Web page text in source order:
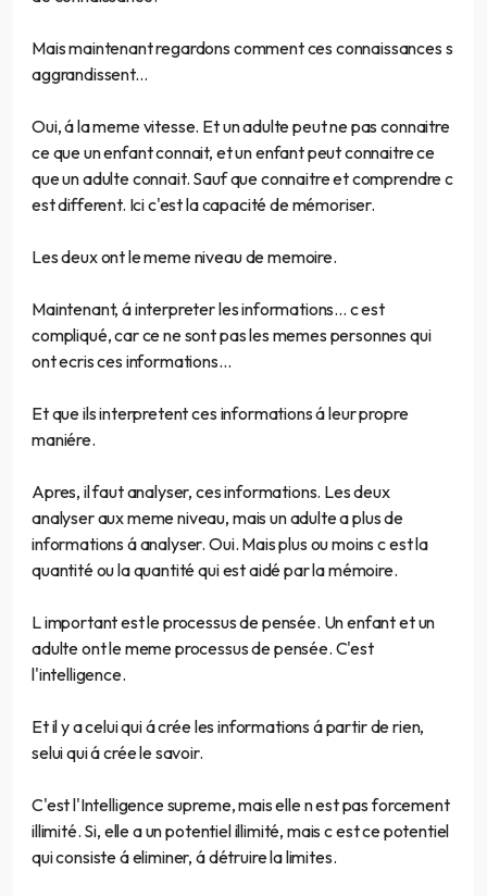
Mais maintenant regardons comment ces connaissances s
aggrandissent...
Oui, á la meme vitesse. Et un adulte peut ne pas connaitre
ce que un enfant connait, et un enfant peut connaitre ce
que un adulte connait. Sauf que connaitre et comprendre c
est different. Ici c'est la capacité de mémoriser.
Les deux ont le meme niveau de memoire.
Maintenant, á interpreter les informations... c est
compliqué, car ce ne sont pas les memes personnes qui
ont ecris ces informations...
Et que ils interpretent ces informations á leur propre
maniére.
Apres, il faut analyser, ces informations. Les deux
analyser aux meme niveau, mais un adulte a plus de
informations á analyser. Oui. Mais plus ou moins c est la
quantité ou la quantité qui est aidé par la mémoire.
L important est le processus de pensée. Un enfant et un
adulte ont le meme processus de pensée. C'est
l'intelligence.
Et il y a celui qui á crée les informations á partir de rien,
selui qui á crée le savoir.
C'est l'Intelligence supreme, mais elle n est pas forcement
illimité. Si, elle a un potentiel illimité, mais c est ce potentiel
qui consiste á eliminer, á détruire la limites.